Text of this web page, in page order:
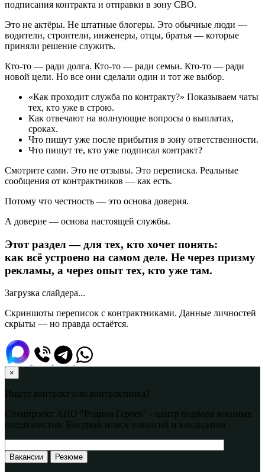
подписания контракта и отправки в зону СВО.
Это не актёры. Не штатные блогеры. Это обычные люди —
водители, строители, инженеры, отцы, братья — которые
приняли решение служить.
Кто-то — ради долга. Кто-то — ради семьи. Кто-то — ради
новой цели. Но все они сделали один и тот же выбор.
«Как проходит служба по контракту?» Показываем чаты
тех, кто уже в строю.
Как отвечают на волнующие вопросы о выплатах,
сроках.
Что пишут уже после прибытия в зону ответственности.
Что пишут те, кто уже подписал контракт?
Смотрите сами. Это не отзывы. Это переписка. Реальные
сообщения от контрактников — как есть.
Потому что честность — это основа доверия.
А доверие — основа настоящей службы.
Этот раздел — для тех, кто хочет понять:
как всё устроено на самом деле. Не через призму
рекламы, а через опыт тех, кто уже там.
Загрузка слайдера...
Скриншоты переписок с контрактниками. Данные личностей
скрыты — но правда остаётся.
×
Ищете контракт или контрактника?
Спецпроект АНО "Родина Героев" - центр подбора военных
специалистов. Быстрый поиск вакансий и кандидатов
Вакансии Резюме